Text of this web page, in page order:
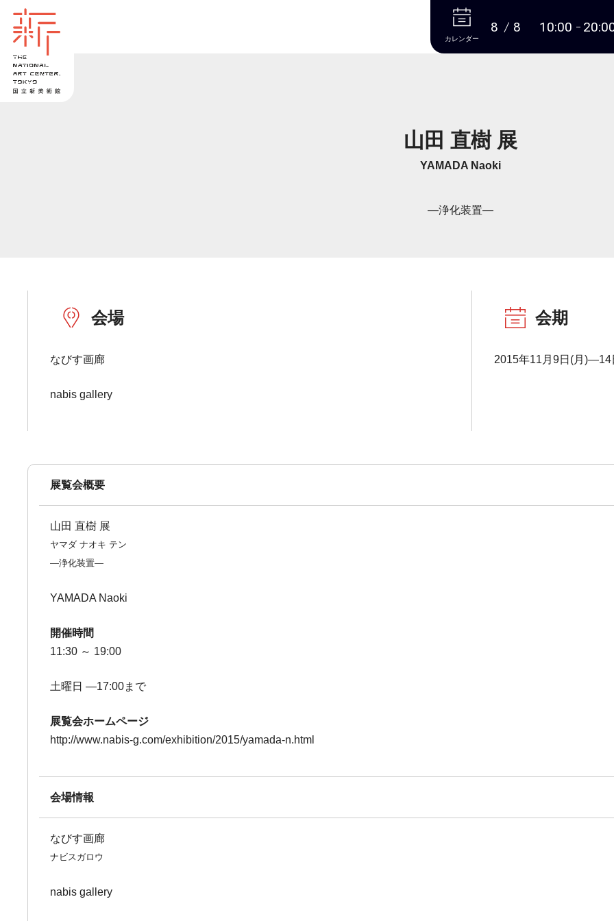
本文へ
カレンダー
8 8 10:00
山田 直樹 展
YAMADA Naoki
―浄化装置―
会場
なびす画廊
nabis gallery
会期
2015年11月9日(月)―14
展覧会概要
山田 直樹 展
ヤマダ ナオキ テン
―浄化装置―
YAMADA Naoki
開催時間
11:30 ～ 19:00
土曜日 ―17:00まで
展覧会ホームページ
http://www.nabis-g.com/exhibition/2015/yamada-n.html
会場情報
なびす画廊
ナビスガロウ
nabis gallery